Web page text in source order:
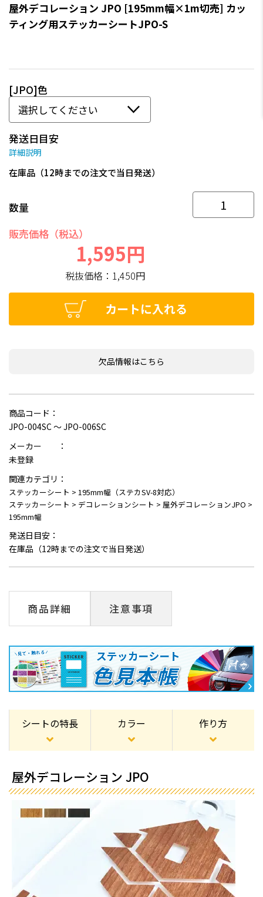
屋外デコレーション JPO [195mm幅×1m切売] カッ
ティング用ステッカーシートJPO-S
[JPO]色
発送日目安
詳細説明
在庫品（12時までの注文で当日発送）
数量
販売価格（税込）
1,595円
税抜価格： 1,450円
カートに入れる
欠品情報はこちら
商品コード：
JPO-004SC ～ JPO-006SC
メーカー ：
未登録
関連カテゴリ：
ステッカーシート > 195mm幅（ステカSV-8対応）
ステッカーシート > デコレーションシート > 屋外デコレーションJPO >
195mm幅
発送日目安：
在庫品（12時までの注文で当日発送）
商品詳細 注意事項
シートの特長 カラー 作り方
屋外デコレーション JPO